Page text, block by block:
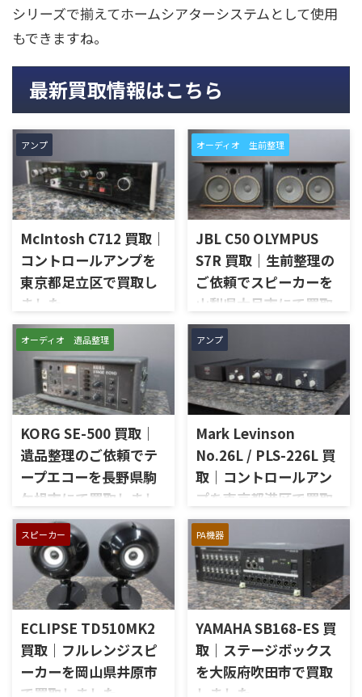
シリーズで揃えてホームシアターシステムとして使用
もできますね。
最新買取情報はこちら
アンプ
McIntosh C712 買取｜
コントロールアンプを
東京都足立区で買取し
ました
東京都足立区で、McIntoshの
コントロールアンプ「C712」
を出張買取させていただきま
した。今回のお品物は、
McIntoshらしいガラスパネル
デザインとリモート操作機能
を備えた2chソリッドステート
式のコントロールアンプで、左
右チャンネルの音出し、入力
切替、ボリューム、トーンコン
トロール、MMフォノ入力、バ
外観コンディション、リモコン
など付属品の有無を確認しな
がら査定いたしました。 買取
商品：McIntosh C712 メーカ
ー：McIntosh / マッキントッ
オーディオ 生前整理
JBL C50 OLYMPUS
S7R 買取｜生前整理の
ご依頼でスピーカーを
山梨県大月市にて買取
しました
山梨県大月市で、生前整理に伴
いJBLの大型スピーカー「C50
OLYMPUS S7R」を出張買取さ
せていただきました。今回の
お品物は、長年大切に音楽を
楽しまれてきたご本人様より、
オーディオ機器の整理を進めた
いとのご相談をいただいたも
のです。 JBL C50 OLYMPUS
S7Rは、Olympus専用エンクロ
ージャーにLE15Aウーファー、
PR15パッシブラジエーター、
LE85ドライバー、HL91ホー
ン、LX5ネットワークなどを組
み合わせたヴィンテージJBLの
スピーカーシステムです。査定
では、左右ペアの音 ...
オーディオ 遺品整理
KORG SE-500 買取｜
遺品整理のご依頼でテ
ープエコーを長野県駒
ケ根市にて買取しまし
た
長野県駒ケ根市で、遺品整理に
伴いKORGのテープエコー
「SE-500 Stage Echo」を出張
買取させていただきました。
今回のお品物は、前オーナー
様が大切に保管されていたヴ
ィンテージのテープエコーで、
ご家族様より「価値があるも
のか分からないので、処分する
アンプ
Mark Levinson
No.26L / PLS-226L 買
取｜コントロールアン
プを東京都港区で買取
しました
東京都港区で、Mark Levinson
のコントロールアンプ
「No.26L / PLS-226L」を出張
買取させていただきました。
今回のお品物は、アンプ部
No.26Lと外部電源部PLS-226L
で構成されるセパレートタイ
プのプリアンプで、左右チャン
ネルの音出し状態、入力切
スピーカー
ECLIPSE TD510MK2
買取｜フルレンジスピ
ーカーを岡山県井原市
PA機器
YAMAHA SB168-ES 買
取｜ステージボックス
を大阪府吹田市で買取